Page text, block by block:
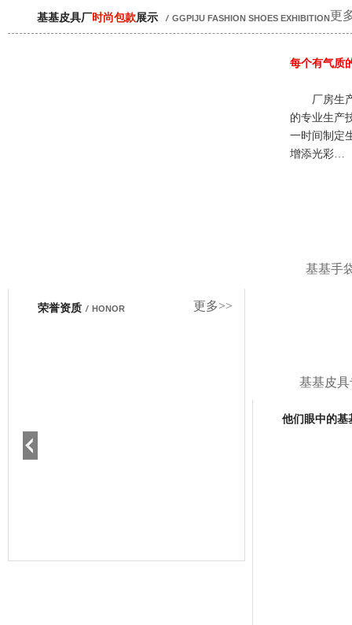
更
基基皮具厂时尚包款展示 / GGPIJU FASHION SHOES EXHIBITION
每个有气质
厂房生
的专业生产
一时间制定
增添光彩…
基基手
基基皮
更多>>
荣誉资质 / HONOR
他们眼中的基